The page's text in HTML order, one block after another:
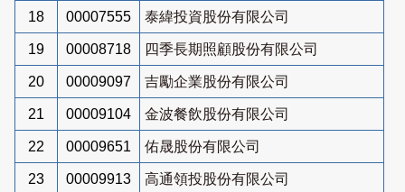
18 00007555 泰緯投資股份有限公司
19 00008718 四季長期照顧股份有限公司
20 00009097 吉勵企業股份有限公司
21 00009104 金波餐飲股份有限公司
22 00009651 佑晟股份有限公司
23 00009913 高通領投股份有限公司